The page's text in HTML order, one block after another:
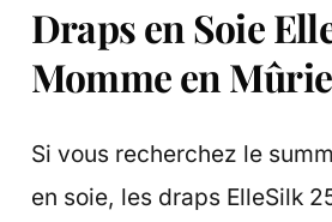
Draps en Soie
Momme en
Si vous recherchez le
en soie, les draps ElleSilk